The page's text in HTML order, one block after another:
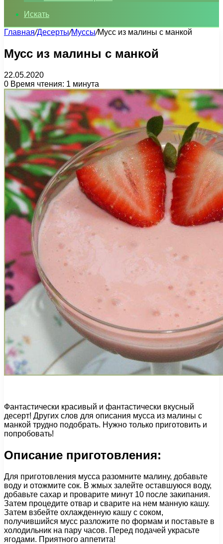
Искать
Главная/Десерты/Муссы/Мусс из малины с манкой
Мусс из малины с манкой
22.05.2020
0 Время чтения: 1 минута
Фантастически красивый и фантастически вкусный
десерт! Других слов для описания мусса из малины с
манкой трудно подобрать. Нужно только приготовить и
попробовать!
Описание приготовления:
Для приготовления мусса разомните малину, добавьте
воду и отожмите сок. В жмых залейте оставшуюся воду,
добавьте сахар и проварите минут 10 после закипания.
Затем процедите отвар и сварите на нем манную кашу.
Затем взбейте охлажденную кашу с соком,
получившийся мусс разложите по формам и поставьте в
холодильник на пару часов. Перед подачей украсьте
ягодами. Приятного аппетита!